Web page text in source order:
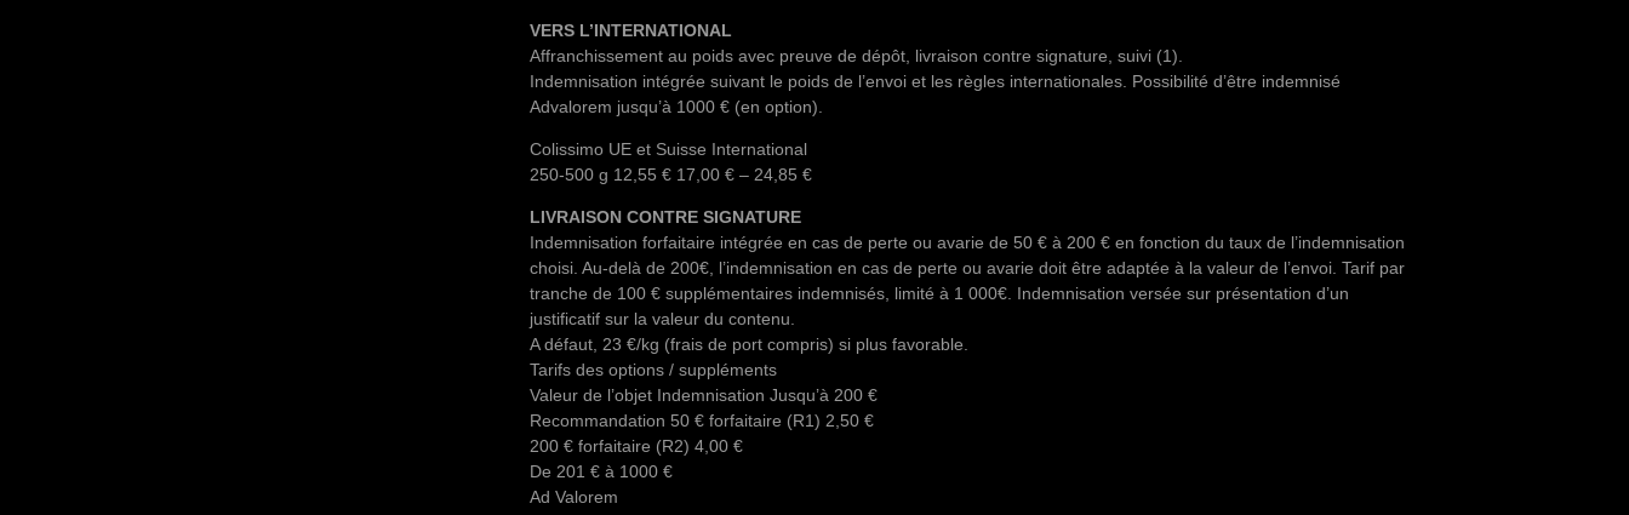
VERS L’INTERNATIONAL
Affranchissement au poids avec preuve de dépôt, livraison contre signature, suivi (1).
Indemnisation intégrée suivant le poids de l’envoi et les règles internationales. Possibilité d’être indemnisé
Advalorem jusqu’à 1000 € (en option).
Colissimo UE et Suisse International
250-500 g 12,55 € 17,00 € – 24,85 €
LIVRAISON CONTRE SIGNATURE
Indemnisation forfaitaire intégrée en cas de perte ou avarie de 50 € à 200 € en fonction du taux de l’indemnisation
choisi. Au-delà de 200€, l’indemnisation en cas de perte ou avarie doit être adaptée à la valeur de l’envoi. Tarif par
tranche de 100 € supplémentaires indemnisés, limité à 1 000€. Indemnisation versée sur présentation d’un
justificatif sur la valeur du contenu.
A défaut, 23 €/kg (frais de port compris) si plus favorable.
Tarifs des options / suppléments
Valeur de l’objet Indemnisation Jusqu’à 200 €
Recommandation 50 € forfaitaire (R1) 2,50 €
200 € forfaitaire (R2) 4,00 €
De 201 € à 1000 €
Ad Valorem